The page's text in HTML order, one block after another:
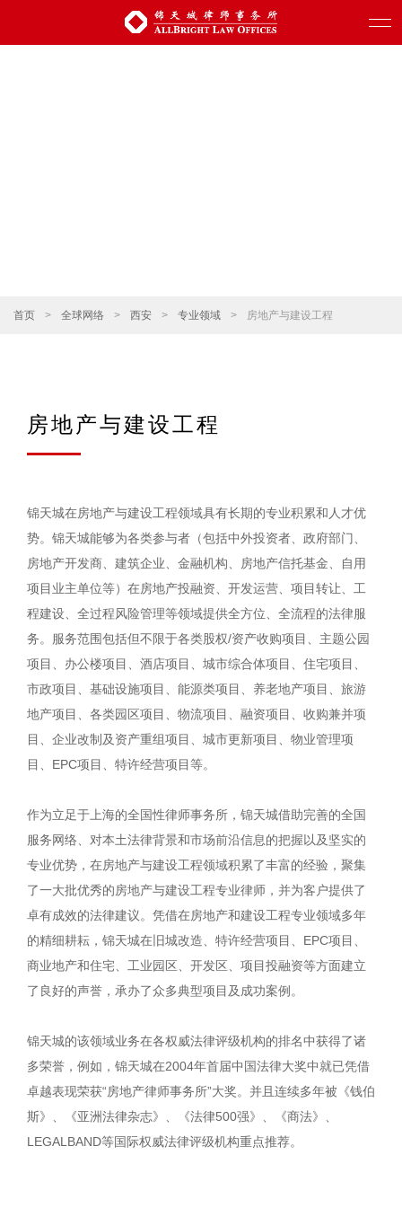
首页 > 全球网络 > 西安 > 专业领域 > 房地产与建设工程
房地产与建设工程
锦天城在房地产与建设工程领域具有长期的专业积累和人才优
势。锦天城能够为各类参与者（包括中外投资者、政府部门、
房地产开发商、建筑企业、金融机构、房地产信托基金、自用
项目业主单位等）在房地产投融资、开发运营、项目转让、工
程建设、全过程风险管理等领域提供全方位、全流程的法律服
务。服务范围包括但不限于各类股权/资产收购项目、主题公园
项目、办公楼项目、酒店项目、城市综合体项目、住宅项目、
市政项目、基础设施项目、能源类项目、养老地产项目、旅游
地产项目、各类园区项目、物流项目、融资项目、收购兼并项
目、企业改制及资产重组项目、城市更新项目、物业管理项
目、EPC项目、特许经营项目等。
作为立足于上海的全国性律师事务所，锦天城借助完善的全国
服务网络、对本土法律背景和市场前沿信息的把握以及坚实的
专业优势，在房地产与建设工程领域积累了丰富的经验，聚集
了一大批优秀的房地产与建设工程专业律师，并为客户提供了
卓有成效的法律建议。凭借在房地产和建设工程专业领域多年
的精细耕耘，锦天城在旧城改造、特许经营项目、EPC项目、
商业地产和住宅、工业园区、开发区、项目投融资等方面建立
了良好的声誉，承办了众多典型项目及成功案例。
锦天城的该领域业务在各权威法律评级机构的排名中获得了诸
多荣誉，例如，锦天城在2004年首届中国法律大奖中就已凭借
卓越表现荣获“房地产律师事务所”大奖。并且连续多年被《钱伯
斯》、《亚洲法律杂志》、《法律500强》、《商法》、
LEGALBAND等国际权威法律评级机构重点推荐。